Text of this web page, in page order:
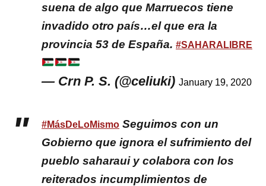
suena de algo que Marruecos tiene
invadido otro país…el que era la
provincia 53 de España. #SAHARALIBRE
— Crn P. S. (@celiuki) January 19, 2020
#MásDeLoMismo Seguimos con un
Gobierno que ignora el sufrimiento del
pueblo saharaui y colabora con los
reiterados incumplimientos de